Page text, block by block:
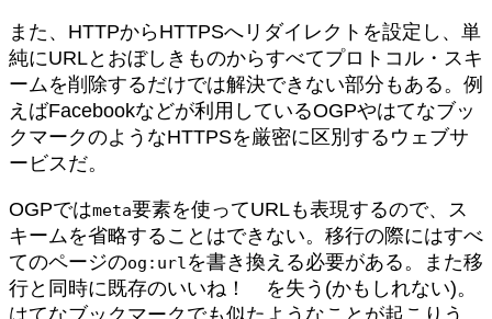
また、HTTPからHTTPSへリダイレクトを設定し、単
純にURLとおぼしきものからすべてプロトコル・スキ
ームを削除するだけでは解決できない部分もある。例
えばFacebookなどが利用しているOGPやはてなブッ
クマークのようなHTTPSを厳密に区別するウェブサ
ービスだ。
OGPではmeta要素を使ってURLも表現するので、ス
キームを省略することはできない。移行の際にはすべ
てのページのog:url を書き換える必要がある。また移
行と同時に既存のいいね！ を失う(かもしれない)。